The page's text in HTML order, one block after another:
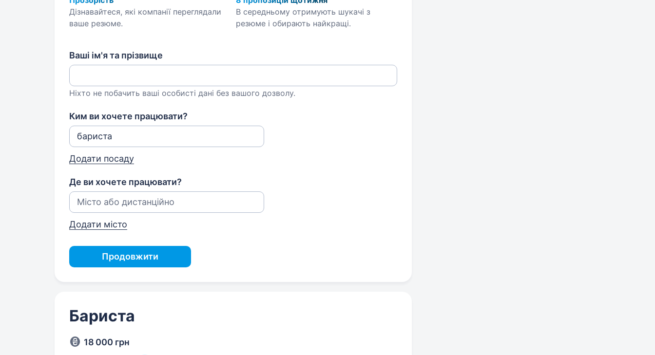
Дізнавайтеся, які компанії переглядали
ваше резюме.
В середньому отримують шукачі з
резюме і обирають найкращі.
Ваші ім'я та прізвище
Ніхто не побачить ваші особисті дані без вашого дозволу.
Ким ви хочете працювати?
Додати посаду
Де ви хочете працювати?
Додати місто
Продовжити
Бариста
18 000 грн